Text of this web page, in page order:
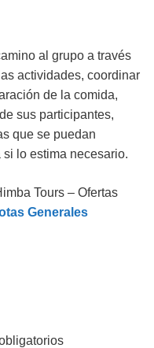
al gru­po a través
actividades, coordinar
de la comida,
sus par­ticipantes,
que se puedan
lo estima necesario.
Tours – Ofertas
Generales